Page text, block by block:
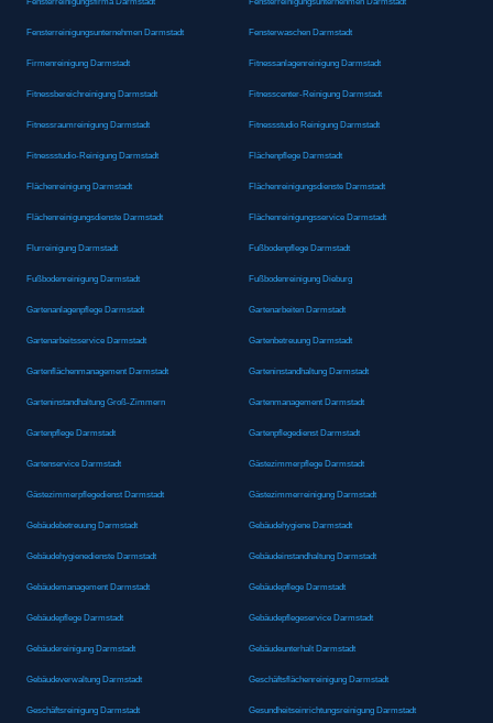
Fensterreinigungsunternehmen Darmstadt Fensterwaschen Darmstadt
Firmenreinigung Darmstadt Fitnessanlagenreinigung Darmstadt
Fitnessbereichreinigung Darmstadt Fitnesscenter-Reinigung Darmstadt
Fitnessraumreinigung Darmstadt Fitnessstudio Reinigung Darmstadt
Fitnessstudio-Reinigung Darmstadt Flächenpflege Darmstadt
Flächenreinigung Darmstadt Flächenreinigungsdienste Darmstadt
Flächenreinigungsdienste Darmstadt Flächenreinigungsservice Darmstadt
Flurreinigung Darmstadt Fußbodenpflege Darmstadt
Fußbodenreinigung Darmstadt Fußbodenreinigung Dieburg
Gartenanlagenpflege Darmstadt Gartenarbeiten Darmstadt
Gartenarbeitsservice Darmstadt Gartenbetreuung Darmstadt
Gartenflächenmanagement Darmstadt Garteninstandhaltung Darmstadt
Garteninstandhaltung Groß-Zimmern Gartenmanagement Darmstadt
Gartenpflege Darmstadt Gartenpflegedienst Darmstadt
Gartenservice Darmstadt Gästezimmerpflege Darmstadt
Gästezimmerpflegedienst Darmstadt Gästezimmerreinigung Darmstadt
Gebäudebetreuung Darmstadt Gebäudehygiene Darmstadt
Gebäudehygienedienste Darmstadt Gebäudeinstandhaltung Darmstadt
Gebäudemanagement Darmstadt Gebäudepflege Darmstadt
Gebäudepflege Darmstadt Gebäudepflegeservice Darmstadt
Gebäudereinigung Darmstadt Gebäudeunterhalt Darmstadt
Gebäudeverwaltung Darmstadt Geschäftsflächenreinigung Darmstadt
Geschäftsreinigung Darmstadt Gesundheitseinrichtungsreinigung Darmstadt